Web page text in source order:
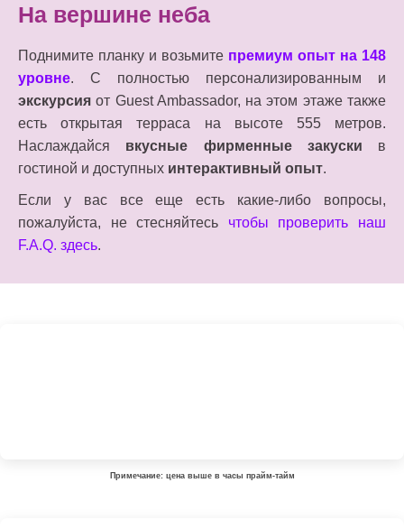
На вершине неба
Поднимите планку и возьмите премиум опыт на 148
уровне. С полностью персонализированным и
экскурсия от Guest Ambassador, на этом этаже также
есть открытая терраса на высоте 555 метров.
Наслаждайся вкусные фирменные закуски в
гостиной и доступных интерактивный опыт.
Если у вас все еще есть какие-либо вопросы,
пожалуйста, не стесняйтесь чтобы проверить наш
F.A.Q. здесь.
Примечание: цена выше в часы прайм-тайм